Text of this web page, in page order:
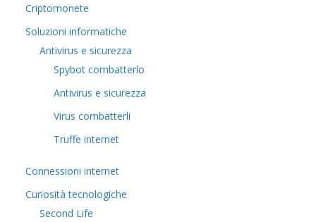
Criptomonete
Soluzioni informatiche
Antivirus e sicurezza
Spybot combatterlo
Antivirus e sicurezza
Virus combatterli
Truffe internet
Connessioni internet
Curiosità tecnologiche
​Second Life